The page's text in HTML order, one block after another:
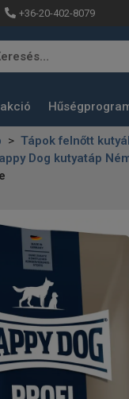
+36-20-402-8079
Tápok felnőtt
Dog kutyatáp